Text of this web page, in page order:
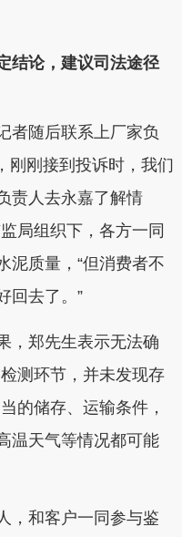
结论，建议司法途径
随后联系上厂家负
刚刚接到投诉时，我们
责人去永嘉了解情
局组织下，各方一同
泥质量，“但消费者不
回去了。”
郑先生表示无法确
测环节，并未发现存
的储存、运输条件，
温天气等情况都可能
和客户一同参与鉴